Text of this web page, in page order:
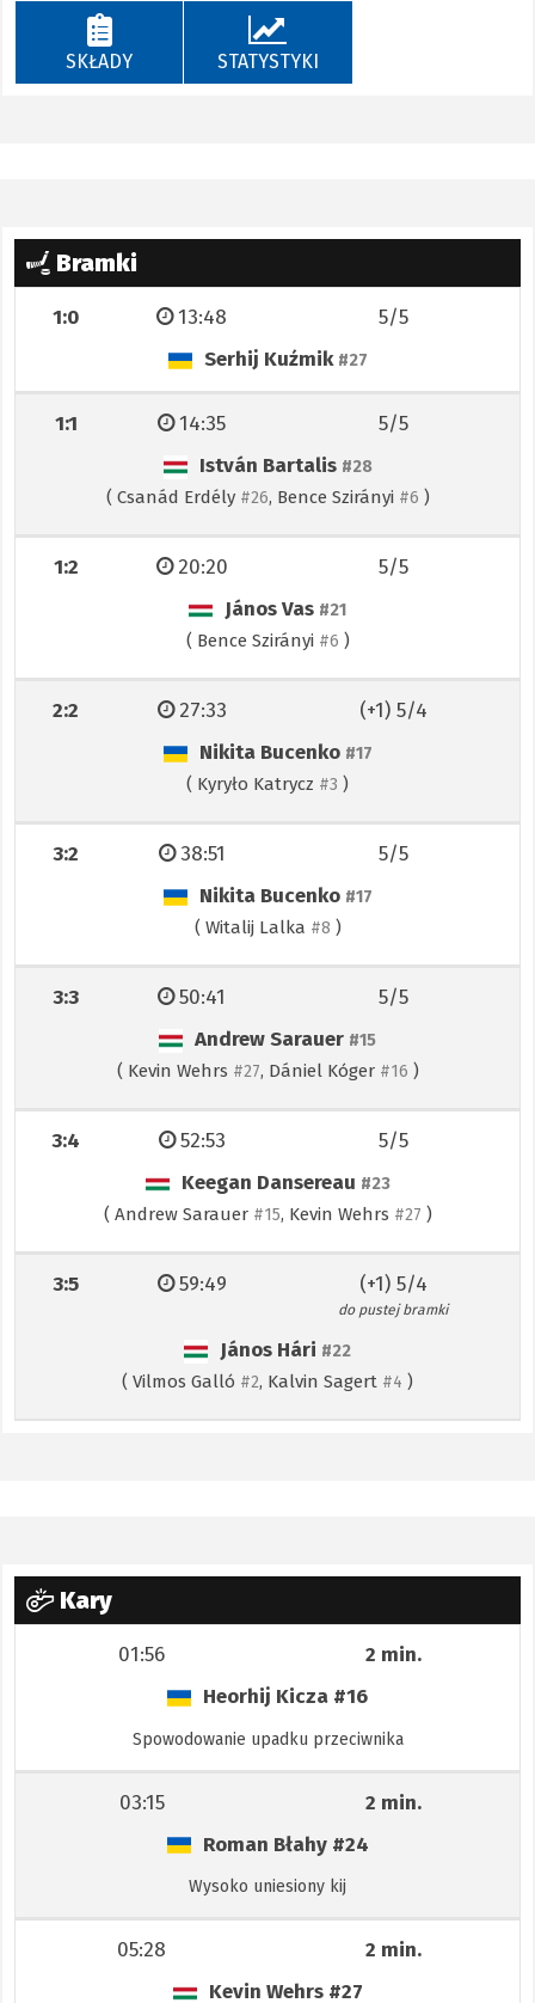
SKŁADY STATYSTYKI
Bramki
1:0
Serhij Kuźmik #27
5/5
13:48
1:1
István Bartalis #28
( Csanád Erdély #26, Bence Szirányi #6 )
5/5
14:35
1:2
János Vas #21
( Bence Szirányi #6 )
5/5
20:20
2:2
Nikita Bucenko #17
( Kyryło Katrycz #3 )
(+1) 5/4
27:33
3:2
Nikita Bucenko #17
( Witalij Lalka #8 )
5/5
38:51
3:3
Andrew Sarauer #15
( Kevin Wehrs #27, Dániel Kóger #16 )
5/5
50:41
3:4
Keegan Dansereau #23
( Andrew Sarauer #15, Kevin Wehrs #27 )
5/5
52:53
3:5
János Hári #22
( Vilmos Galló #2, Kalvin Sagert #4 )
(+1) 5/4
do pustej bramki
59:49
Kary
01:56
2 min.
Heorhij Kicza #16
Spowodowanie upadku przeciwnika
03:15
2 min.
Roman Błahy #24
Wysoko uniesiony kij
05:28
2 min.
Kevin Wehrs #27